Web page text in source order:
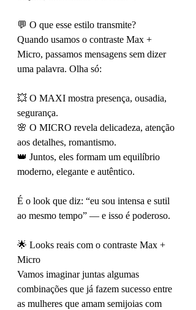
💬 O que esse estilo transmite?
Quando usamos o contraste Max +
Micro, passamos mensagens sem dizer
uma palavra. Olha só:
💥 O MAXI mostra presença, ousadia,
segurança.
🌸 O MICRO revela delicadeza, atenção
aos detalhes, romantismo.
👑 Juntos, eles formam um equilíbrio
moderno, elegante e autêntico.
É o look que diz: “eu sou intensa e sutil
ao mesmo tempo” — e isso é poderoso.
🌟 Looks reais com o contraste Max +
Micro
Vamos imaginar juntas algumas
combinações que já fazem sucesso entre
as mulheres que amam semijoias com